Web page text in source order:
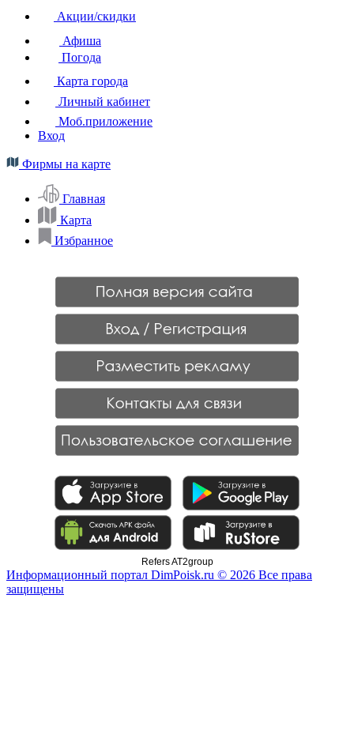
Акции/скидки
Афиша
Погода
Карта города
Личный кабинет
Моб.приложение
Вход
Фирмы на карте
Главная
Карта
Избранное
Refers AT2group
Информационный портал DimPoisk.ru © 2026 Все права
защищены